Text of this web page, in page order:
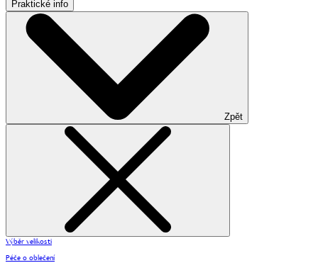
Praktické info
Zpět
Výběr velikosti
Péče o oblečení